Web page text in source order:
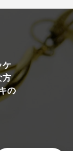
ケ
方
の